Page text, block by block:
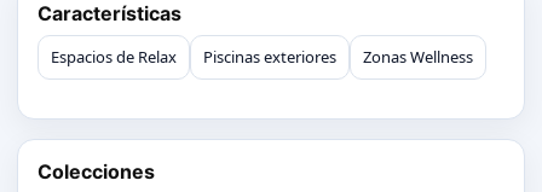
Características
Espacios de Relax Piscinas exteriores Zonas Wellness
Colecciones